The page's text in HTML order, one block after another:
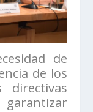
de
de los
directivas